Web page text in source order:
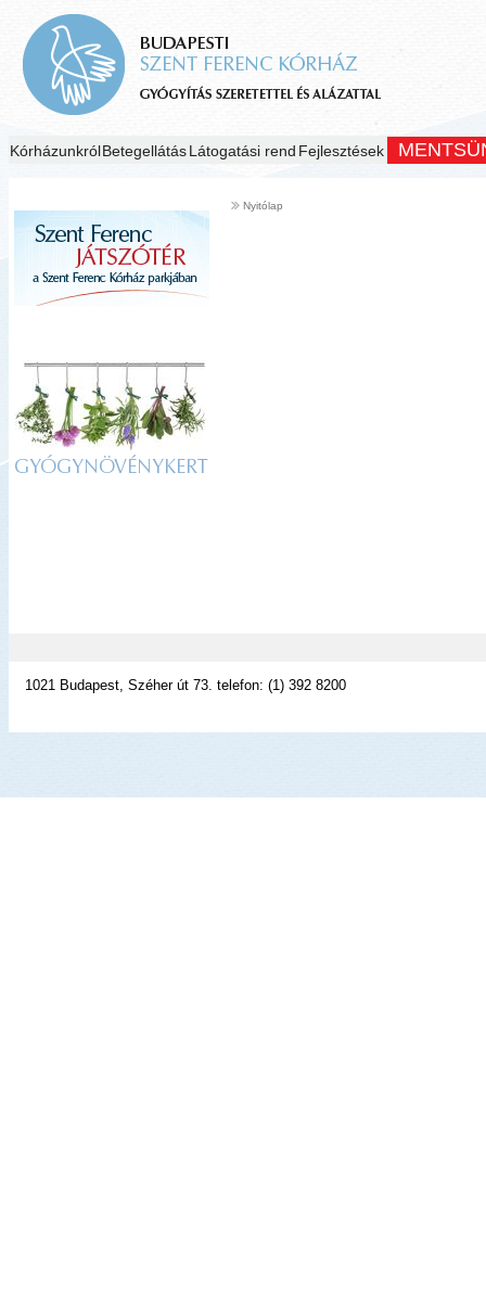
KórházunkrólBetegellátásLátogatási rend Fejlesztések
GYÓGYNÖVÉNYKERT
Nyitólap
1021 Budapest, Széher út 73. telefon: (1) 392 8200